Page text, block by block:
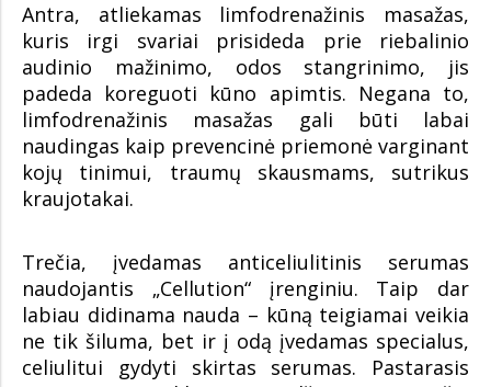
Antra, atliekamas limfodrenažinis masažas,
kuris irgi svariai prisideda prie riebalinio
audinio mažinimo, odos stangrinimo, jis
padeda koreguoti kūno apimtis. Negana to,
limfodrenažinis masažas gali būti labai
naudingas kaip prevencinė priemonė varginant
kojų tinimui, traumų skausmams, sutrikus
kraujotakai.
Trečia, įvedamas anticeliulitinis serumas
naudojantis „Cellution“ įrenginiu. Taip dar
labiau didinama nauda – kūną teigiamai veikia
ne tik šiluma, bet ir į odą įvedamas specialus,
celiulitui gydyti skirtas serumas. Pastarasis